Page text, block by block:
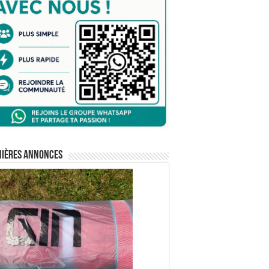
annonces